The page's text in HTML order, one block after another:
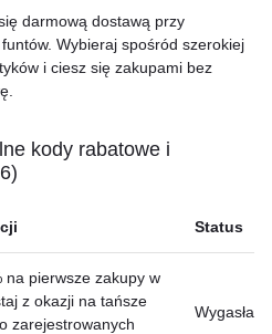
darmową dostawą przy
Wybieraj spośród szerokiej
i ciesz się zakupami bez
kody rabatowe i
Status
na pierwsze zakupy w
z okazji na tańsze
zarejestrowanych
Wygasła